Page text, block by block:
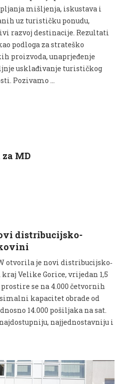
mišljenja, iskustava i
uz turističku ponudu,
razvoj destinacije. Rezultati
podloga za strateško
proizvoda, unaprjeđenje
usklađivanje turističkog
Pozivamo …
MD
distribucijsko-
otvorila je novi distribucijsko‐
Velike Gorice, vrijedan 1,5
se na 4.000 četvornih
kapacitet obrade od
14.000 pošiljaka na sat.
najjednostavniju i